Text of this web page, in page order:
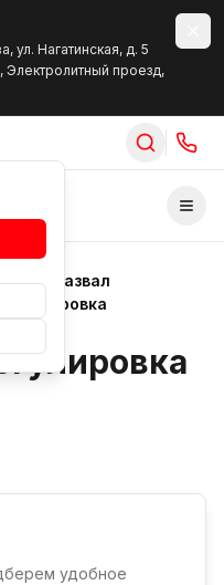
ул. Нагатинская, д. 5
проезд,
Сход-развал
регулировка
удобное